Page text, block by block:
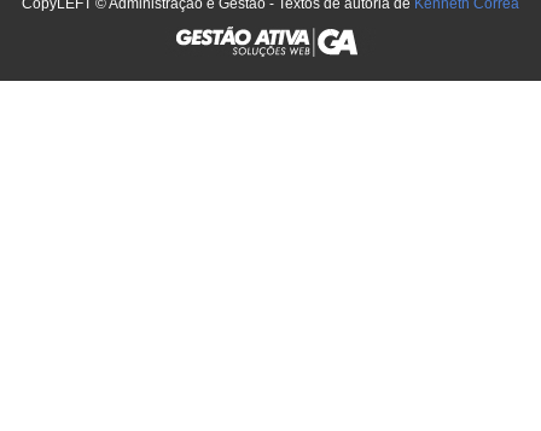
CopyLEFT © Administração e Gestão - Textos de autoria de Kenneth Corrêa